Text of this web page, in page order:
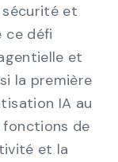
et
ce défi
et
la première
IA au
de
et la